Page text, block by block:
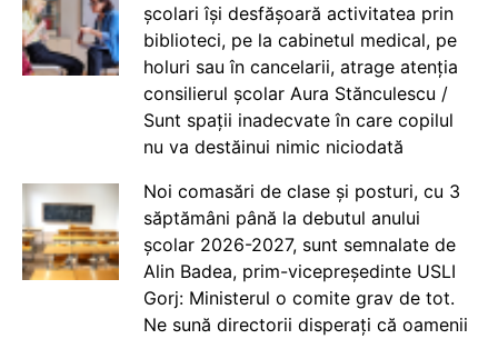
școlari își desfășoară activitatea prin
biblioteci, pe la cabinetul medical, pe
holuri sau în cancelarii, atrage atenția
consilierul școlar Aura Stănculescu /
Sunt spații inadecvate în care copilul
nu va destăinui nimic niciodată
Noi comasări de clase și posturi, cu 3
săptămâni până la debutul anului
școlar 2026-2027, sunt semnalate de
Alin Badea, prim-vicepreședinte USLI
Gorj: Ministerul o comite grav de tot.
Ne sună directorii disperați că oamenii